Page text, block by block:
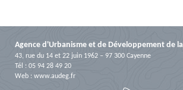
Agence d'Urbanisme et de Développement de
43, rue du 14 et 22 juin 1962 – 97 300 Cayenne
Tél : 05 94 28 49 20
Web : www.audeg.fr